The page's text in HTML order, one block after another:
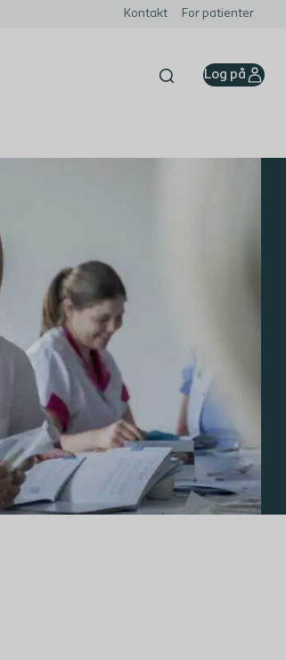
Kontakt For patienter
Log på